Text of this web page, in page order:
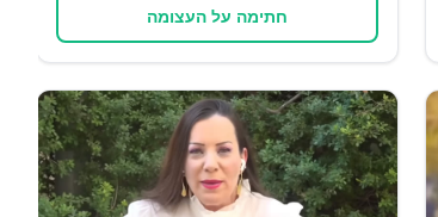
חתימה על העצומה